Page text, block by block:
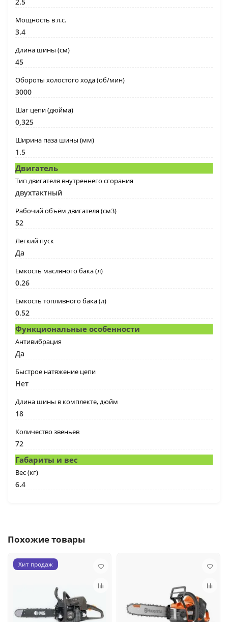
2.5
Мощность в л.с.
3.4
Длина шины (см)
45
Обороты холостого хода (об/мин)
3000
Шаг цепи (дюйма)
0,325
Ширина паза шины (мм)
1.5
Двигатель
Тип двигателя внутреннего сгорания
двухтактный
Рабочий объём двигателя (см3)
52
Легкий пуск
Да
Емкость масляного бака (л)
0.26
Ёмкость топливного бака (л)
0.52
Функциональные особенности
Антивибрация
Да
Быстрое натяжение цепи
Нет
Длина шины в комплекте, дюйм
18
Количество звеньев
72
Габариты и вес
Вес (кг)
6.4
Похожие товары
Хит продаж